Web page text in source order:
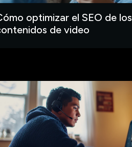
optimizar el SEO de los
de video